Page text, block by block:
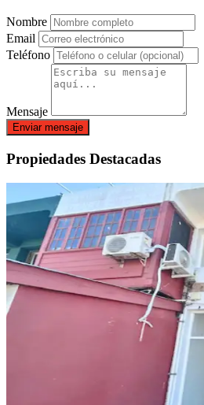
Nombre
Email
Teléfono
Mensaje
Enviar mensaje
Propiedades Destacadas